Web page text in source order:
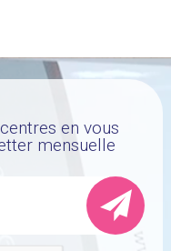
en vous
mensuelle